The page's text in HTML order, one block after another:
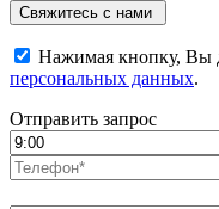
Свяжитесь с нами
Нажимая кнопку, Вы
персональных данных.
Отправить запрос